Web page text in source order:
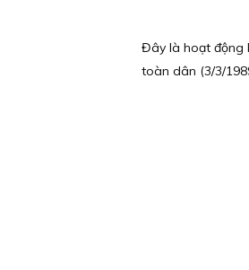
Đây là hoạt động
toàn dân (3/3/